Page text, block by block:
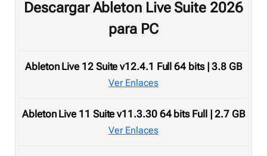
Descargar Ableton Live Suite 2026
para PC
Ableton Live 12 Suite v12.4.1 Full 64 bits | 3.8 GB
Ver Enlaces
Ableton Live 11 Suite v11.3.30 64 bits Full | 2.7 GB
Ver Enlaces